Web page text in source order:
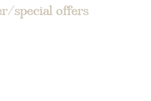
special offers